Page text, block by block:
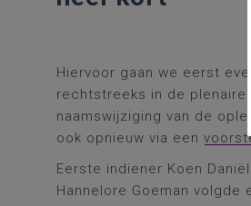
Hiervoor gaan we eerst
rechtstreeks in de plenaire
naamswijziging van de
ook opnieuw via een
Eerste indiener Koen
Hannelore Goeman